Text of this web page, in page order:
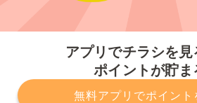
アプリでチラシを
ポイントが貯ま
無料アプリでポイント